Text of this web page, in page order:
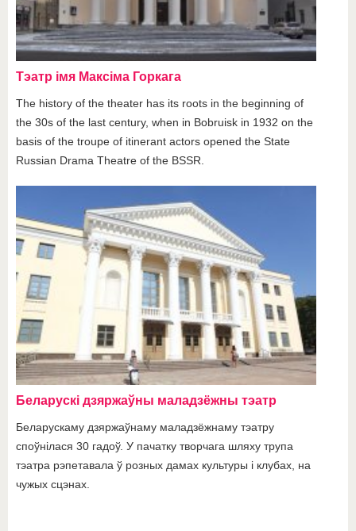
Тэатр імя Максіма Горкага
The history of the theater has its roots in the beginning of
the 30s of the last century, when in Bobruisk in 1932 on the
basis of the troupe of itinerant actors opened the State
Russian Drama Theatre of the BSSR.
Беларускі дзяржаўны маладзёжны тэатр
Беларускаму дзяржаўнаму маладзёжнаму тэатру
споўнілася 30 гадоў. У пачатку творчага шляху трупа
тэатра рэпетавала ў розных дамах культуры і клубах, на
чужых сцэнах.